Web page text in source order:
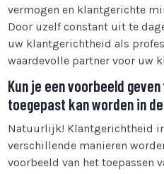
vermogen en klantgerichte
Door uzelf constant uit te
uw klantgerichtheid als
waardevolle partner voor uw
Kun je een voorbeeld
toegepast kan worden in
Natuurlijk! Klantgerichtheid
verschillende manieren
voorbeeld van het toepassen